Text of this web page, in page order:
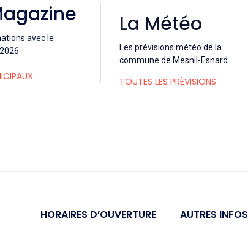
avec le
La Météo
Les prévisions météo de la
commune de Mesnil-Esnard.
TOUTES LES PRÉVISIONS
HORAIRES D’OUVERTURE AUTRES INFOS